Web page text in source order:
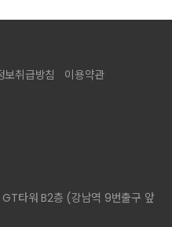
보취급방침 이용약관
타워 B2층 (강남역 9번출구 앞